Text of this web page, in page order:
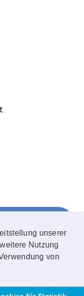
unserer
Nutzung
von